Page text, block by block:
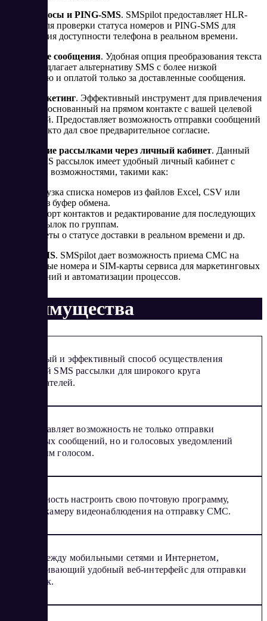
HLR-запросы и PING-SMS. SMSpilot предоставляет HLR-
запросы для проверки статуса номеров и PING-SMS для
определения доступности телефона в реальном времени.
Голосовые сообщения. Удобная опция преобразования текста
в речь предлагает альтернативу SMS с более низкой
стоимостью и оплатой только за доставленные сообщения.
SMS-Маркетинг. Эффективный инструмент для привлечения
клиентов, основанный на прямом контакте с вашей целевой
аудиторией. Предоставляет возможность отправки сообщений
лишь тем, кто дал свое предварительное согласие.
Управление рассылками через личный кабинет. Данный
сервис SMS рассылок имеет удобный личный кабинет с
широкими возможностями, такими как:
Загрузка списка номеров из файлов Excel, CSV или
через буфер обмена.
Импорт контактов и редактирование для последующих
рассылок по группам.
Отчеты о статусе доставки в реальном времени и др.
Прием SMS. SMSpilot дает возможность приема СМС на
виртуальные номера и SIM-карты сервиса для маркетинговых
исследований и автоматизации процессов.
Преимущества
Надежный и эффективный способ осуществления
массовой SMS рассылки для широкого круга
пользователей.
Предоставляет возможность не только отправки
текстовых сообщений, но и голосовых уведомлений
приятным голосом.
Возможность настроить свою почтовую программу,
роутер, камеру видеонаблюдения на отправку СМС.
Шлюз между мобильными сетями и Интернетом,
обеспечивающий удобный веб-интерфейс для отправки
рассылок.